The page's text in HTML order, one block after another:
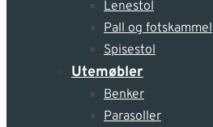
Lenestol
Pall og fotskammel
Spisestol
Utemøbler
Benker
Parasoller